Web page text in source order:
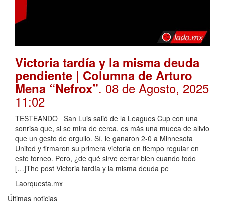
Victoria tardía y la misma deuda
pendiente | Columna de Arturo
Mena “Nefrox”. 08 de Agosto, 2025
11:02
TESTEANDO San Luis salió de la Leagues Cup con una
sonrisa que, si se mira de cerca, es más una mueca de alivio
que un gesto de orgullo. Sí, le ganaron 2-0 a Minnesota
United y firmaron su primera victoria en tiempo regular en
este torneo. Pero, ¿de qué sirve cerrar bien cuando todo
[…]The post Victoria tardía y la misma deuda pe
Laorquesta.mx
Últimas noticias